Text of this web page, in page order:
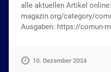
alle aktuellen Artikel
magazin.org/category/
Ausgaben: https://comun-
10. Dezember 2024